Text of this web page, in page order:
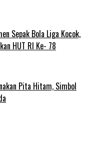
Sepak Bola Liga Kocok,
HUT RI Ke- 78
Pita Hitam, Simbol